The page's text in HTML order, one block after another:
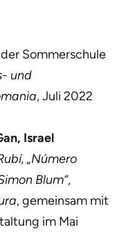
Sommerschule
und
, Juli 2022
Israel
„Número
Blum“,
, gemeinsam mit
im Mai